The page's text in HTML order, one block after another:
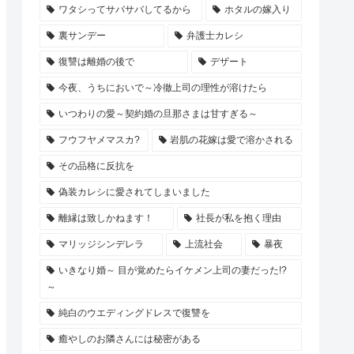
ワタシってサバサバしてるから ホタルの嫁入り
裏サンデー 弁護士カレシ
復讐は離婚の後で デザート
今夜、うちにおいで～冷徹上司の理性が溶けたら
いつわりの愛～契約婚の旦那さまは甘すぎる～
フウフヤメマスカ? 岩肌の花嫁は愛で溶かされる
その品格に反抗を
偽装カレシに愛されてしまいました
離縁は致しかねます！ 社長が私を抱く理由
マリッジシンデレラ 上流社会 暴夜
いきなり婚～ 目が覚めたらイケメン上司の妻だった!?
～
純白のウエディングドレスで復讐を
癒やしのお隣さんには秘密がある